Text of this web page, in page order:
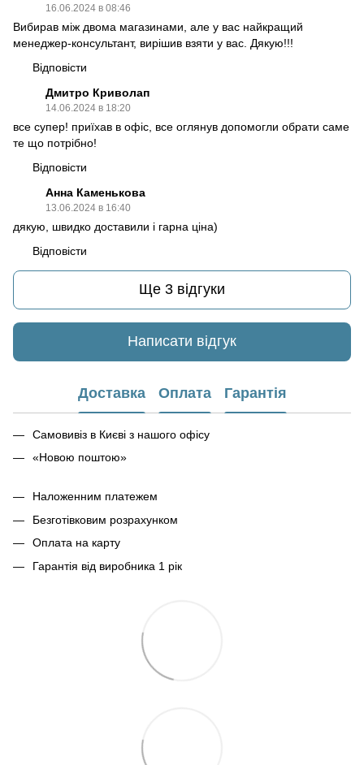
16.06.2024 в 08:46
Вибирав між двома магазинами, але у вас найкращий
менеджер-консультант, вирішив взяти у вас. Дякую!!!
Відповісти
Дмитро Криволап
14.06.2024 в 18:20
все супер! приїхав в офіс, все оглянув допомогли обрати саме
те що потрібно!
Відповісти
Анна Каменькова
13.06.2024 в 16:40
дякую, швидко доставили і гарна ціна)
Відповісти
Ще 3 відгуки
Написати відгук
Доставка Оплата Гарантія
Самовивіз в Києві з нашого офісу
«Новою поштою»
Наложенним платежем
Безготівковим розрахунком
Оплата на карту
Гарантія від виробника 1 рік